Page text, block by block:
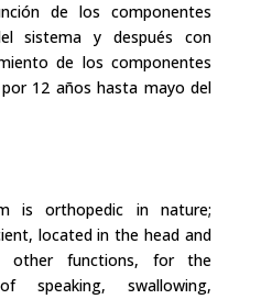
de los componentes
sistema y después con
de los componentes
12 años hasta mayo del
is orthopedic in nature;
located in the head and
other functions, for the
speaking, swallowing,